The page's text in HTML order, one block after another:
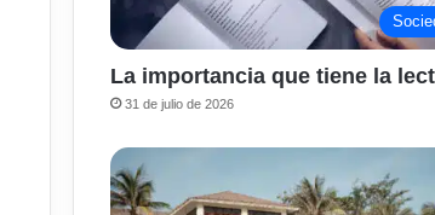
La importancia que tiene la
31 de julio de 2026